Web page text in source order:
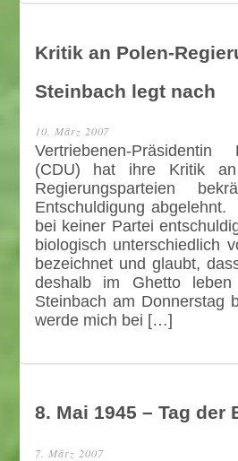
Kritik an Polen-
Steinbach legt nach
10. März 2007
Vertriebenen-
(CDU) hat ihre Kritik
Regierungsparteien
Entschuldigung
bei keiner Partei
biologisch unterschiedlich
bezeichnet und glaubt,
deshalb im Ghetto leben
Steinbach am Donnerstag
werde mich bei […]
8. Mai 1945 – Tag der
7. März 2007